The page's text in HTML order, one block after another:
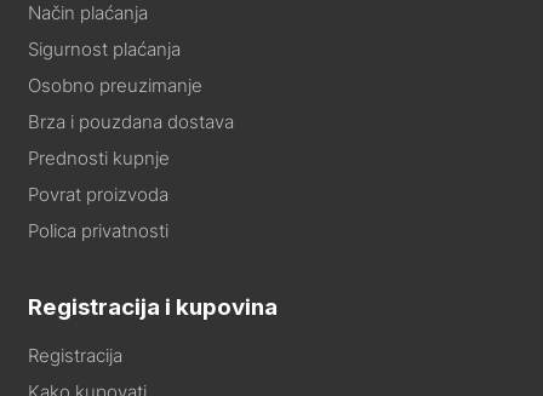
Način plaćanja
Sigurnost plaćanja
Osobno preuzimanje
Brza i pouzdana dostava
Prednosti kupnje
Povrat proizvoda
Polica privatnosti
Registracija i kupovina
Registracija